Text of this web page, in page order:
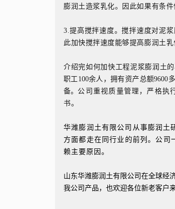
膨润土造浆乳化。因此如果有条
3.提高搅拌速度。搅拌速度对泥
此加快搅拌速度能够提高膨润土
介绍完如何加快工程泥浆膨润土
职工100余人，拥有资产总额9600
备。 公司重视质量管理，严格执
书。
华潍膨润土有限公司从事膨润土
方面都走在同行业的前列。公司
赖主要原因。
山东华潍膨润土有限公司在全球经
我公司产品，也欢迎各位新老客户